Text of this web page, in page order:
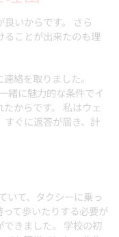
いからです。 さら
ることが出来たのも理
絡を取りました。
緒に魅力的な条件でイ
からです。 私はウェ
すぐに返答が届き、計
いて、タクシーに乗っ
て歩いたりする必要が
きました。 学校の初